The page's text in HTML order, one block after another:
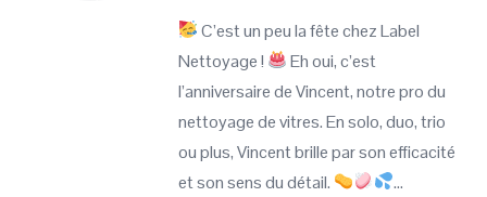
C’est un peu la fête chez Label
Nettoyage !
Eh oui, c’est
l’anniversaire de Vincent, notre pro du
nettoyage de vitres. En solo, duo, trio
ou plus, Vincent brille par son efficacité
et son sens du détail.
…